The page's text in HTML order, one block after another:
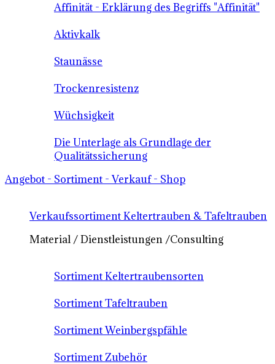
Affinität - Erklärung des Begriffs "Affinität"
Aktivkalk
Staunässe
Trockenresistenz
Wüchsigkeit
Die Unterlage als Grundlage der
Qualitätssicherung
Angebot - Sortiment - Verkauf - Shop
Verkaufssortiment Keltertrauben & Tafeltrauben
Material / Dienstleistungen /Consulting
Sortiment Keltertraubensorten
Sortiment Tafeltrauben
Sortiment Weinbergspfähle
Sortiment Zubehör